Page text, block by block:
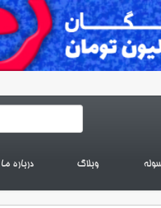
وبلاگ درباره ما